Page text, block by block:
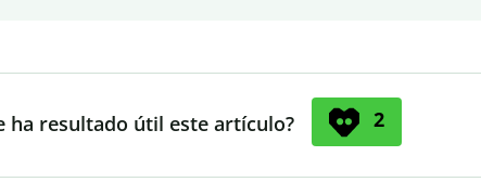
ha resultado útil este artículo? 2